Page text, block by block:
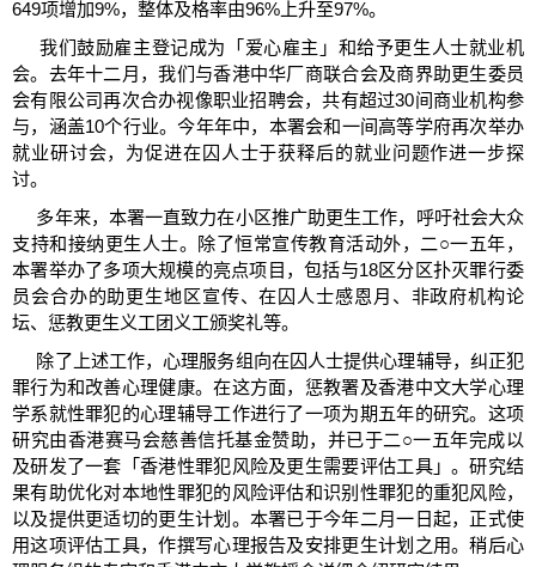
649项增加9%，整体及格率由96%上升至97%。
我们鼓励雇主登记成为「爱心雇主」和给予更生人士就业机
会。去年十二月，我们与香港中华厂商联合会及商界助更生委员
会有限公司再次合办视像职业招聘会，共有超过30间商业机构参
与，涵盖10个行业。今年年中，本署会和一间高等学府再次举办
就业研讨会，为促进在囚人士于获释后的就业问题作进一步探
讨。
多年来，本署一直致力在小区推广助更生工作，呼吁社会大众
支持和接纳更生人士。除了恒常宣传教育活动外，二○一五年，
本署举办了多项大规模的亮点项目，包括与18区分区扑灭罪行委
员会合办的助更生地区宣传、在囚人士感恩月、非政府机构论
坛、惩教更生义工团义工颁奖礼等。
除了上述工作，心理服务组向在囚人士提供心理辅导，纠正犯
罪行为和改善心理健康。在这方面，惩教署及香港中文大学心理
学系就性罪犯的心理辅导工作进行了一项为期五年的研究。这项
研究由香港赛马会慈善信托基金赞助，并已于二○一五年完成以
及研发了一套「香港性罪犯风险及更生需要评估工具」。研究结
果有助优化对本地性罪犯的风险评估和识别性罪犯的重犯风险，
以及提供更适切的更生计划。本署已于今年二月一日起，正式使
用这项评估工具，作撰写心理报告及安排更生计划之用。稍后心